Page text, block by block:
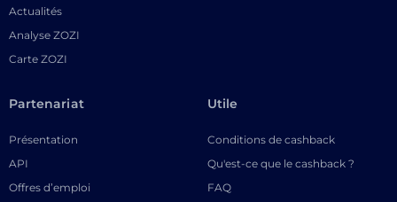
Actualités
Analyse ZOZI
Carte ZOZI
Partenariat
Présentation
API
Offres d’emploi
Utile
Conditions de cashback
Qu'est-ce que le cashback ?
FAQ